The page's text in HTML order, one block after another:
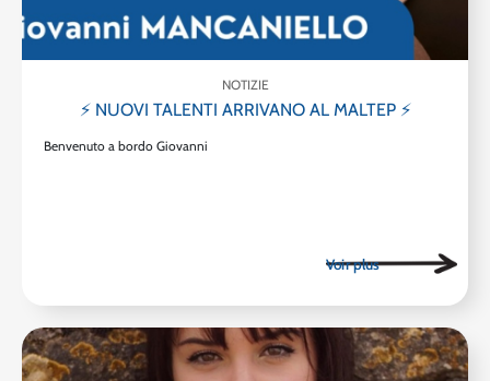
NOTIZIE
⚡ NUOVI TALENTI ARRIVANO AL MALTEP ⚡
Benvenuto a bordo Giovanni